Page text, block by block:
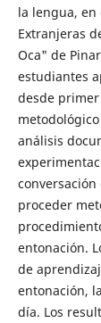
la lengua, en
Extranjeras
Oca" de
estudiantes
desde
análisis
proceder
entonación.
de
entonación,
día. Los